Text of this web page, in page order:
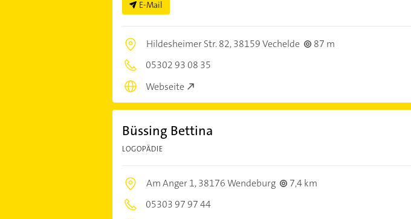
E-Mail
Hildesheimer Str. 82,38159 Vechelde
87 m
05302 93 08 35
Webseite
Büssing Bettina
LOGOPÄDIE
Am Anger 1,38176 Wendeburg
7,4 km
05303 97 97 44